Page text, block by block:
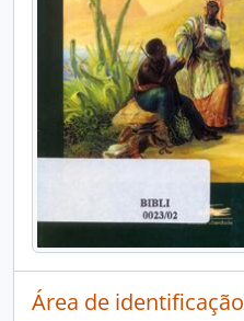
Área de identificação